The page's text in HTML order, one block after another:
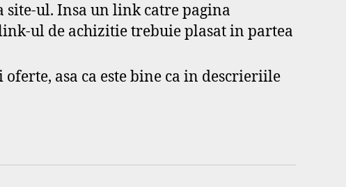
site-ul. Insa un link catre pagina
ul de achizitie trebuie plasat in partea
asa ca este bine ca in descrieriile